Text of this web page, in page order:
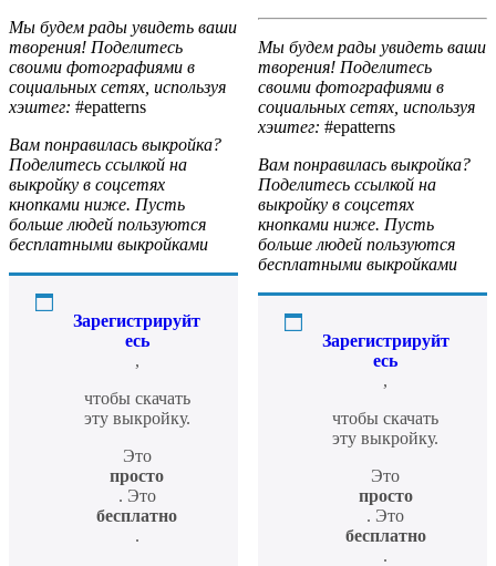
Мы будем рады увидеть ваши
творения! Поделитесь
своими фотографиями в
социальных сетях, используя
хэштег: #epatterns
Вам понравилась выкройка?
Поделитесь ссылкой на
выкройку в соцсетях
кнопками ниже. Пусть
больше людей пользуются
бесплатными выкройками
Зарегистрируйт
есь
,
чтобы скачать
эту выкройку.
Это
просто
. Это
бесплатно
.
Мы будем рады увидеть ваши
творения! Поделитесь
своими фотографиями в
социальных сетях, используя
хэштег: #epatterns
Вам понравилась выкройка?
Поделитесь ссылкой на
выкройку в соцсетях
кнопками ниже. Пусть
больше людей пользуются
бесплатными выкройками
Зарегистрируйт
есь
,
чтобы скачать
эту выкройку.
Это
просто
. Это
бесплатно
.